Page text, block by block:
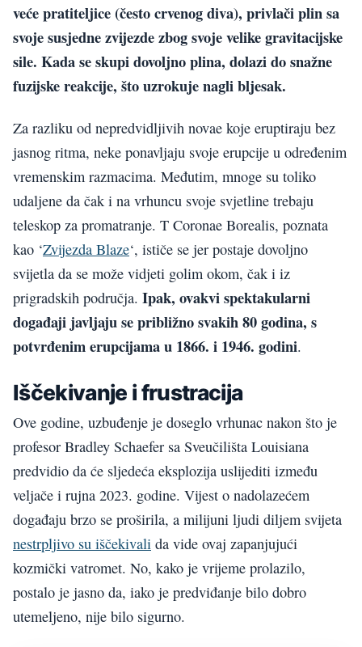
veće pratiteljice (često crvenog diva), privlači plin sa
svoje susjedne zvijezde zbog svoje velike gravitacijske
sile. Kada se skupi dovoljno plina, dolazi do snažne
fuzijske reakcije, što uzrokuje nagli bljesak.
Za razliku od nepredvidljivih novae koje eruptiraju bez
jasnog ritma, neke ponavljaju svoje erupcije u određenim
vremenskim razmacima. Međutim, mnoge su toliko
udaljene da čak i na vrhuncu svoje svjetline trebaju
teleskop za promatranje. T Coronae Borealis, poznata
kao ‘Zvijezda Blaze‘, ističe se jer postaje dovoljno
svijetla da se može vidjeti golim okom, čak i iz
prigradskih područja. Ipak, ovakvi spektakularni
događaji javljaju se približno svakih 80 godina, s
potvrđenim erupcijama u 1866. i 1946. godini.
Iščekivanje i frustracija
Ove godine, uzbuđenje je doseglo vrhunac nakon što je
profesor Bradley Schaefer sa Sveučilišta Louisiana
predvidio da će sljedeća eksplozija uslijediti između
veljače i rujna 2023. godine. Vijest o nadolazećem
događaju brzo se proširila, a milijuni ljudi diljem svijeta
nestrpljivo su iščekivali da vide ovaj zapanjujući
kozmički vatromet. No, kako je vrijeme prolazilo,
postalo je jasno da, iako je predviđanje bilo dobro
utemeljeno, nije bilo sigurno.